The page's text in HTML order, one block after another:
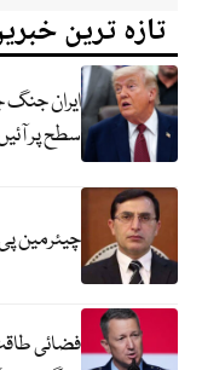
تازہ ترین
ایران جنگ
سطح پر
چیئرمین پی
فضائی